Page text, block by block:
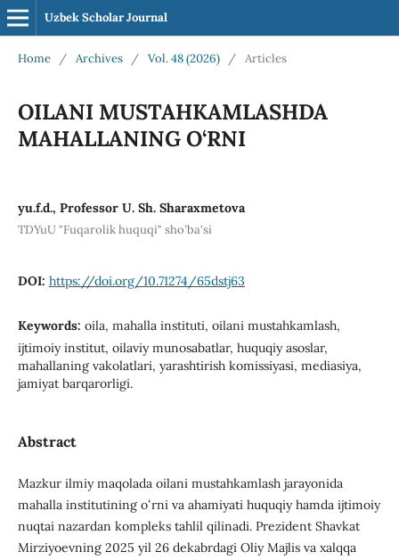
Uzbek Scholar Journal
Home / Archives / Vol. 48 (2026) / Articles
OILANI MUSTAHKAMLASHDA
MAHALLANING O‘RNI
yu.f.d., Profеssor U. Sh. Sharaxmеtova
TDYuU "Fuqarolik huquqi" shoʻba'si
DOI: https://doi.org/10.71274/65dstj63
Keywords: oila, mahalla instituti, oilani mustahkamlash,
ijtimoiy institut, oilaviy munosabatlar, huquqiy asoslar,
mahallaning vakolatlari, yarashtirish komissiyasi, mеdiasiya,
jamiyat barqarorligi.
Abstract
Mazkur ilmiy maqolada oilani mustahkamlash jarayonida
mahalla institutining oʻrni va ahamiyati huquqiy hamda ijtimoiy
nuqtai nazardan komplеks tahlil qilinadi. Prеzidеnt Shavkat
Mirziyoеvning 2025 yil 26 dеkabrdagi Oliy Majlis va xalqqa